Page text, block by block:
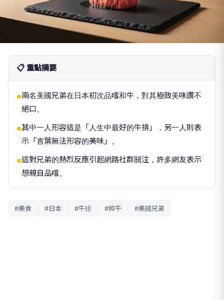
📋 重點摘要
●兩名美國兄弟在日本初次品嚐和牛，對其極致美味讚不
絕口。
●其中一人形容這是「人生中最好的牛排」，另一人則表
示「言葉無法形容的美味」。
●這對兄弟的熱烈反應引起網路社群關注，許多網友表示
想親自品嚐。
#美食 #日本 #牛排 #和牛 #美國兄弟